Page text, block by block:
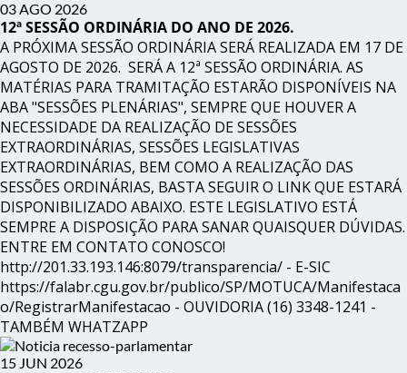
03 AGO 2026
12ª SESSÃO ORDINÁRIA DO ANO DE 2026.
A PRÓXIMA SESSÃO ORDINÁRIA SERÁ REALIZADA EM 17 DE
AGOSTO DE 2026. SERÁ A 12ª SESSÃO ORDINÁRIA. AS
MATÉRIAS PARA TRAMITAÇÃO ESTARÃO DISPONÍVEIS NA
ABA "SESSÕES PLENÁRIAS", SEMPRE QUE HOUVER A
NECESSIDADE DA REALIZAÇÃO DE SESSÕES
EXTRAORDINÁRIAS, SESSÕES LEGISLATIVAS
EXTRAORDINÁRIAS, BEM COMO A REALIZAÇÃO DAS
SESSÕES ORDINÁRIAS, BASTA SEGUIR O LINK QUE ESTARÁ
DISPONIBILIZADO ABAIXO. ESTE LEGISLATIVO ESTÁ
SEMPRE A DISPOSIÇÃO PARA SANAR QUAISQUER DÚVIDAS.
ENTRE EM CONTATO CONOSCO!
http://201.33.193.146:8079/transparencia/ - E-SIC
https://falabr.cgu.gov.br/publico/SP/MOTUCA/Manifestaca
o/RegistrarManifestacao - OUVIDORIA (16) 3348-1241 -
TAMBÉM WHATZAPP
15 JUN 2026